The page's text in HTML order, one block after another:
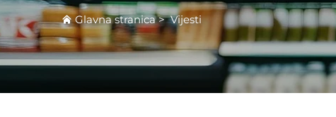
Glavna stranica>Vijesti